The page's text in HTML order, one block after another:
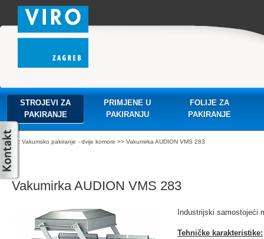
STROJEVI ZA
PAKIRANJE
PRIMJENE U
PAKIRANJU
FOLIJE ZA
PAKIRANJE
: Vakumsko pakiranje - dvije komore >> Vakumirka AUDION VMS 283
Vakumirka AUDION VMS 283
Industrijski samostojeći
Tehničke karakteristike: